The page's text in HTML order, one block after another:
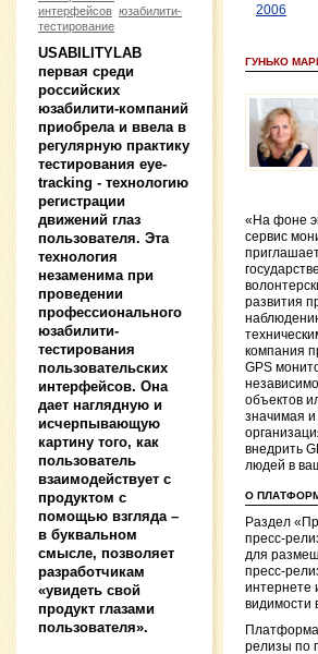
интерфейсов юзабилити-
тестирование
USABILITYLAB
первая среди
российских
юзабилити-компаний
приобрела и ввела в
регулярную практику
тестирования eye-
tracking - технологию
регистрации
движений глаз
пользователя. Эта
технология
незаменима при
проведении
профессионального
юзабилити-
тестирования
пользовательских
интерфейсов. Она
дает наглядную и
исчерпывающую
картину того, как
пользователь
взаимодействует с
продуктом с
помощью взгляда –
в буквальном
смысле, позволяет
разработчикам
«увидеть свой
продукт глазами
пользователя».
2006
ГУНЬКО
«На фоне
сервис
развития
компания
GPS
объектов
значимая
внедрить
людей в
О
Раздел
пресс-
для
пресс-
интернете
видимости
релизы по